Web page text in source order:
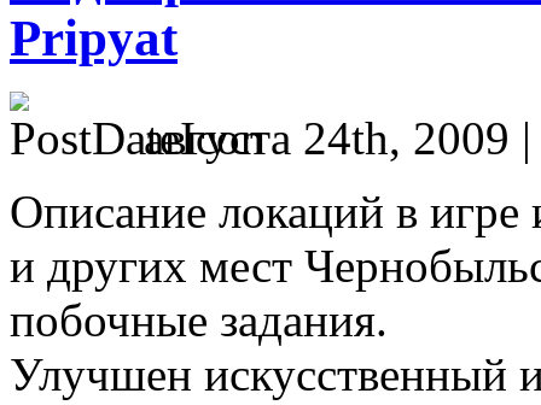
Pripyat
августа 24th, 2009
Описание локаций в
и других мест
побочные задания.
Улучшен искусственный